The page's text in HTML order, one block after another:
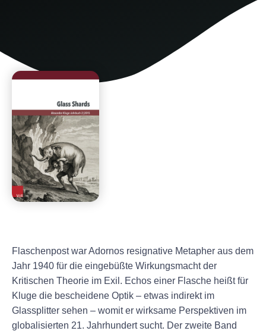
Flaschenpost war Adornos resignative Metapher aus dem
Jahr 1940 für die eingebüßte Wirkungsmacht der
Kritischen Theorie im Exil. Echos einer Flasche heißt für
Kluge die bescheidene Optik – etwas indirekt im
Glassplitter sehen – womit er wirksame Perspektiven im
globalisierten 21. Jahrhundert sucht. Der zweite Band